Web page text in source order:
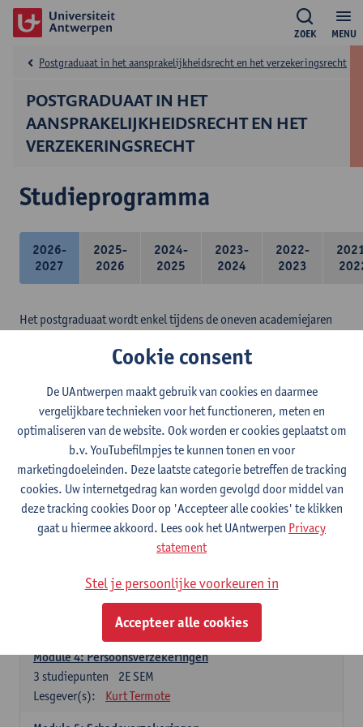
MENU
ZOEK
POSTGRADUAAT IN HET
AANSPRAKELIJKHEIDSRECHT EN HET
VERZEKERINGSRECHT
Postgraduaat in het aansprakelijkheidsrecht en het verzekeringsrecht
Studieprogramma
2026-
2027
2025-
2026
2024-
2025
2023-
2024
2022-
2023
Het postgraduaat wordt enkel tijdens de oneven academiejaren
Module1: Aansprakelijkheid
1E SEM
3
studiepunten
Lesgever(s):
Dimitri Verhoeven
Module 2: Schade en schadeloosstelling
1E SEM
3studiepunten
Victor Schollaert
Module 3: Bijzondere aspecten van verzekeringsrecht
1E/2E SEM
studiepunten
Tine Meurs
Module 4: Persoonsverzekeringen
2E SEM
3 studiepunten
Lesgever(s):
Kurt Termote
Cookie consent
De UAntwerpen maakt gebruik van cookies en daarmee
vergelijkbare technieken voor het functioneren, meten en
optimaliseren van de website. Ook worden er cookies geplaatst om
b.v. YouTubefilmpjes te kunnen tonen en voor
marketingdoeleinden. Deze laatste categorie betreffen de tracking
cookies. Uw internetgedrag kan worden gevolgd door middel van
deze tracking cookies Door op 'Accepteer alle cookies' te klikken
gaat u hiermee akkoord. Lees ook het UAntwerpen Privacy
statement
Stel je persoonlijke voorkeuren in
Accepteer alle cookies